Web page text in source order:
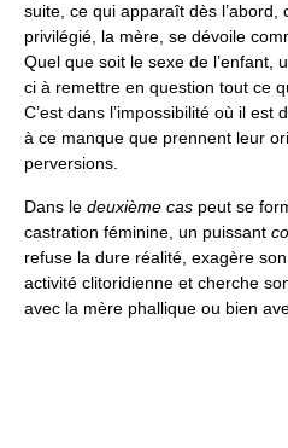
suite, ce qui apparaît dès l’abord,
privilégié, la mère, se dévoile
Quel que soit le sexe de l’enfant,
ci à remettre en question tout ce
C’est dans l’impossibilité où il
à ce manque que prennent leur
perversions.
Dans le deuxième cas peut se
castration féminine, un puissant
refuse la dure réalité, exagère
activité clitoridienne et cherche
avec la mère phallique ou bien